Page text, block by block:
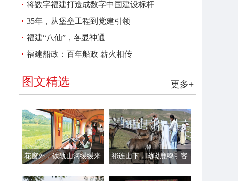
报
将数字福建打造成数字中国建设标杆
35年，从堡垒工程到党建引领
福建“八仙”，各显神通
福建船政：百年船政 薪火相传
更多+
图文精选
花窗外，铁轨山河缓缓来
祁连山下，呦呦鹿鸣引客